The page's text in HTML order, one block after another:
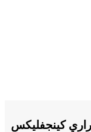
كينجفليكس